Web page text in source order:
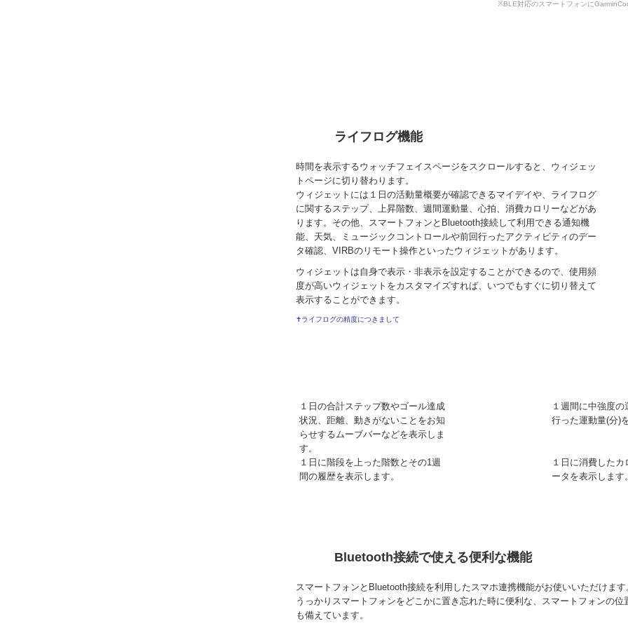
※BLE対応のスマートフォンに
ライフログ機能
時間を表示するウォッチフェイスページをスクロールすると、ウィジェッ
トページに切り替わります。
ウィジェットには１日の活動量概要が確認できるマイデイや、ライフログ
に関するステップ、上昇階数、週間運動量、心拍、消費カロリーなどがあ
ります。その他、スマートフォンとBluetooth接続して利用できる通知機
能、天気、ミュージックコントロールや前回行ったアクティビティのデー
タ確認、VIRBのリモート操作といったウィジェットがあります。
ウィジェットは自身で表示・非表示を設定することができるので、使用頻
度が高いウィジェットをカスタマイズすれば、いつでもすぐに切り替えて
表示することができます。
✝ライフログの精度につきまして
１日の合計ステップ数やゴール達成
状況、距離、動きがないことをお知
らせするムーブバーなどを表示しま
す。
１週間に中強度
行った運動量(分)
１日に階段を上った階数とその1週
間の履歴を表示します。
１日に消費した
ータを表示します。
Bluetooth接続で使える便利な機能
スマートフォンとBluetooth接続を利用したスマホ連携機能がお使いいただけます
うっかりスマートフォンをどこかに置き忘れた時に便利な、スマートフォンの
も備えています。